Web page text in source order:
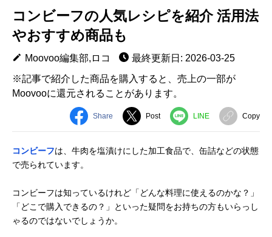
コンビーフの人気レシピを紹介 活用法
やおすすめ商品も
Moovoo編集部,ロコ
最終更新日: 2026-03-25
※記事で紹介した商品を購入すると、売上の一部が
Moovooに還元されることがあります。
Share Post LINE Copy
コンビーフは、牛肉を塩漬けにした加工食品で、缶詰などの状態
で売られています。
コンビーフは知っているけれど「どんな料理に使えるのかな？」
「どこで購入できるの？」といった疑問をお持ちの方もいらっし
ゃるのではないでしょうか。